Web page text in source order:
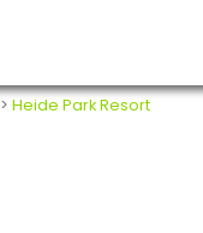
> Heide Park Resort